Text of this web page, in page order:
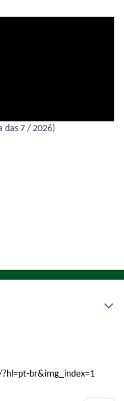
das 7 / 2026)
br&img_index=1